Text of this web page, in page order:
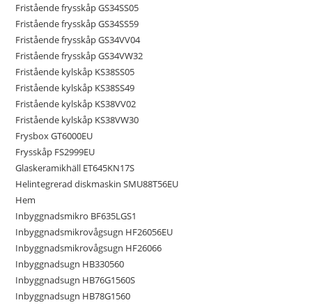
Fristående frysskåp GS34SS05
Fristående frysskåp GS34SS59
Fristående frysskåp GS34VV04
Fristående frysskåp GS34VW32
Fristående kylskåp KS38SS05
Fristående kylskåp KS38SS49
Fristående kylskåp KS38VV02
Fristående kylskåp KS38VW30
Frysbox GT6000EU
Frysskåp FS2999EU
Glaskeramikhäll ET645KN17S
Helintegrerad diskmaskin SMU88T56EU
Hem
Inbyggnadsmikro BF635LGS1
Inbyggnadsmikrovågsugn HF26056EU
Inbyggnadsmikrovågsugn HF26066
Inbyggnadsugn HB330560
Inbyggnadsugn HB76G1560S
Inbyggnadsugn HB78G1560